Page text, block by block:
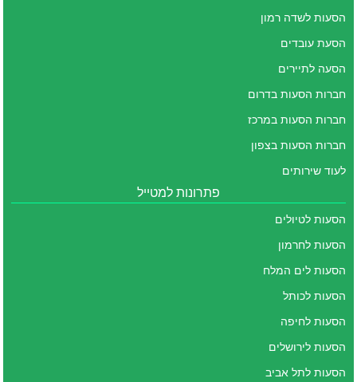
הסעות לשדה רמון
הסעת עובדים
הסעה לתיירים
חברות הסעות בדרום
חברות הסעות במרכז
חברות הסעות בצפון
לעוד שירותים
פתרונות למטייל
הסעות לטיולים
הסעות לחרמון
הסעות לים המלח
הסעות לכותל
הסעות לחיפה
הסעות לירושלים
הסעות לתל אביב